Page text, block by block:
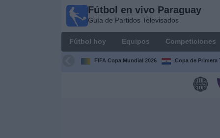
Fútbol en vivo Paraguay
Guía de Partidos Televisados
Fútbol hoy Equipos Competiciones
FIFA Copa Mundial 2026 Copa de Primera
Paraguay